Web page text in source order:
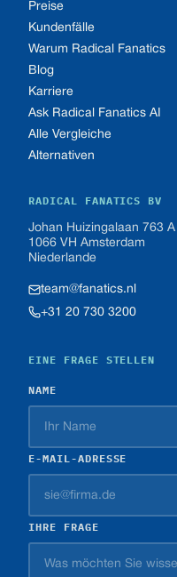
Preise
Kundenfälle
Warum Radical Fanatics
Blog
Karriere
Ask Radical Fanatics AI
Alle Vergleiche
Alternativen
RADICAL FANATICS BV
Johan Huizingalaan 763 A
1066 VH Amsterdam
Niederlande
team@fanatics.nl
+31 20 730 3200
EINE FRAGE STELLEN
NAME
E-MAIL-ADRESSE
IHRE FRAGE